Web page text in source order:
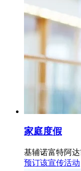
家庭度假
基辅诺富特阿
预订该宣传活动